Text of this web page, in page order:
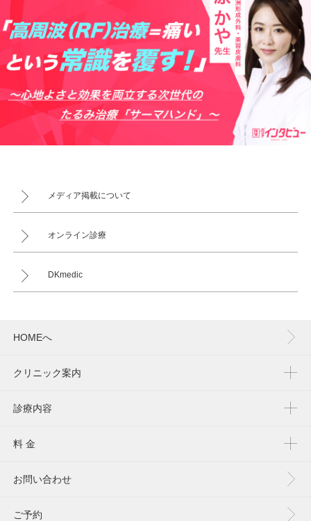
メディア掲載について
オンライン診療
DKmedic
HOMEへ
クリニック案内
診療内容
料 金
お問い合わせ
ご予約